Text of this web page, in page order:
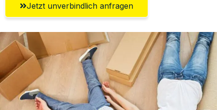
Jetzt unverbindlich anfragen